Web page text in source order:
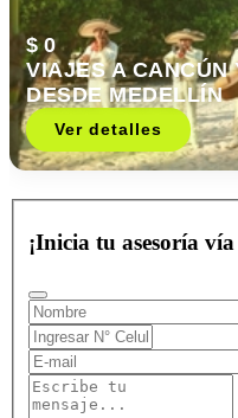
$ 0
VIAJES A CANCÚN
DESDE MEDELLÍN
Ver detalles
¡Inicia tu asesoría